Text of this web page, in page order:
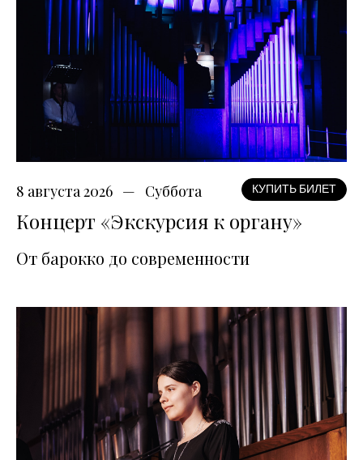
8 августа 2026 Суббота КУПИТЬ БИЛЕТ
Концерт «Экскурсия к органу»
От барокко до современности